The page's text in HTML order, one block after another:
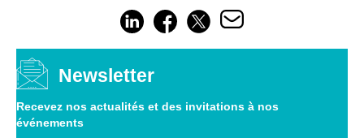
Newsletter
Recevez nos actualités et des invitations à nos
événements